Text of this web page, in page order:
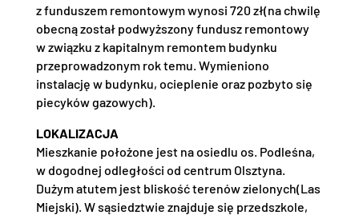
z funduszem remontowym wynosi 720 zł(na chwilę
obecną został podwyższony fundusz remontowy
w związku z kapitalnym remontem budynku
przeprowadzonym rok temu. Wymieniono
instalację w budynku, ocieplenie oraz pozbyto się
piecyków gazowych).
LOKALIZACJA
Mieszkanie położone jest na osiedlu os. Podleśna,
w dogodnej odległości od centrum Olsztyna.
Dużym atutem jest bliskość terenów zielonych(Las
Miejski). W sąsiedztwie znajduje się przedszkole,